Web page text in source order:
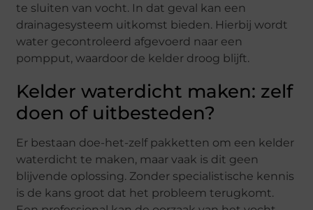
te sluiten van vocht. In dat geval kan een
drainagesysteem uitkomst bieden. Hierbij wordt
water gecontroleerd afgevoerd naar een
pompput, waardoor de kelder droog blijft.
Kelder waterdicht maken: zelf
doen of uitbesteden?
Er bestaan doe-het-zelf pakketten om een kelder
waterdicht te maken, maar vaak is dit geen
blijvende oplossing. Zonder specialistische kennis
is de kans groot dat het probleem terugkomt.